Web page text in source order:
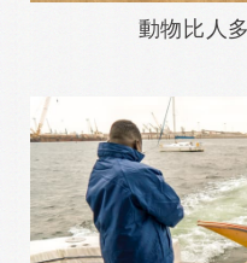
動物比人